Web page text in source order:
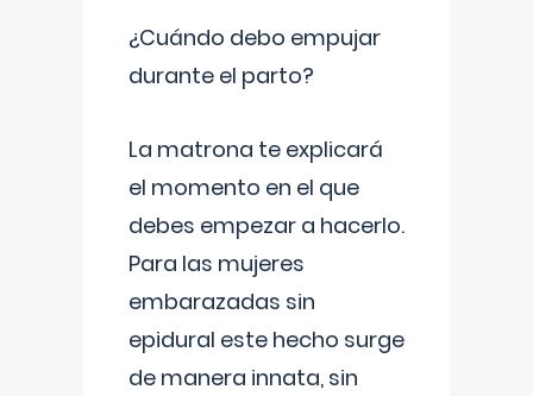
¿Cuándo debo empujar
durante el parto?
La matrona te explicará
el momento en el que
debes empezar a hacerlo.
Para las mujeres
embarazadas sin
epidural este hecho surge
de manera innata, sin